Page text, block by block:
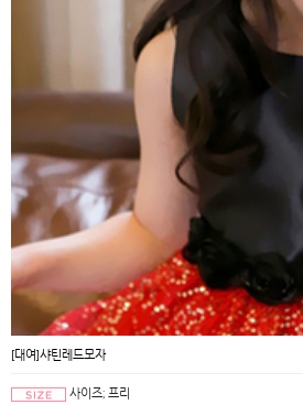
[대여]샤틴레드모자
사이즈; 프리